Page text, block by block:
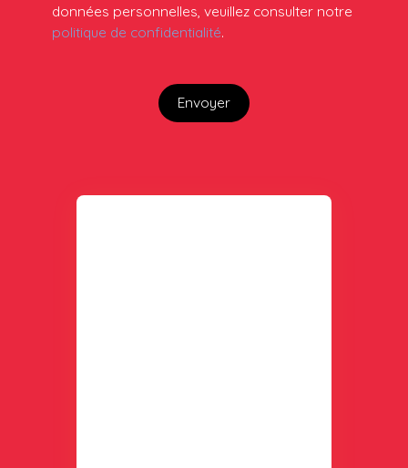
données personnelles, veuillez consulter notre
politique de confidentialité.
Envoyer